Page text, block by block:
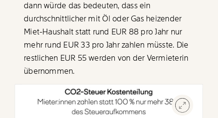
dann würde das bedeuten, dass ein
durchschnittlicher mit Öl oder Gas heizender
Miet-Haushalt statt rund EUR 88 pro Jahr nur
mehr rund EUR 33 pro Jahr zahlen müsste. Die
restlichen EUR 55 werden von der Vermieterin
übernommen.